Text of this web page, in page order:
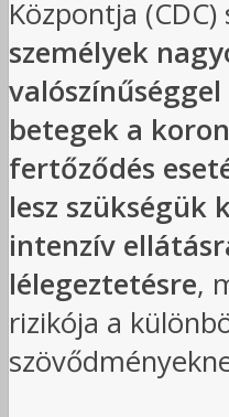
Központja
személyek
betegek a
fertőződés
lesz szükségük
intenzív
lélegeztetésre,
rizikója a